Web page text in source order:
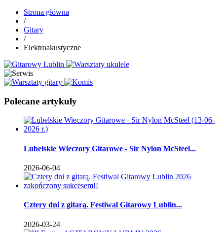
Strona główna
/
Gitary
/
Elektroakustyczne
Polecane artykuły
Lubelskie Wieczory Gitarowe - Sir Nylon McSteel...
2026-06-04
Cztery dni z gitarą. Festiwal Gitarowy Lublin...
2026-03-24